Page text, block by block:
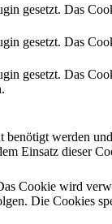
gesetzt. Das
gesetzt. Das
gesetzt. Das
werden
Einsatz dieser
Cookie wird
Die Cookies